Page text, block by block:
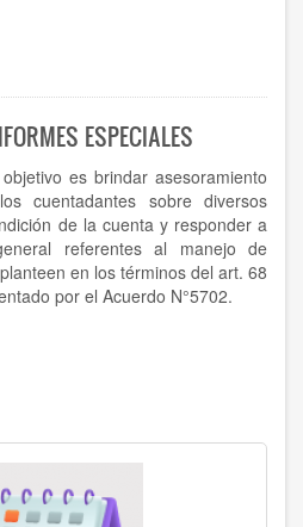
ESPECIALES
es brindar asesoramiento
cuentadantes sobre diversos
de la cuenta y responder a
referentes al manejo de
en los términos del art. 68
por el Acuerdo N°5702.